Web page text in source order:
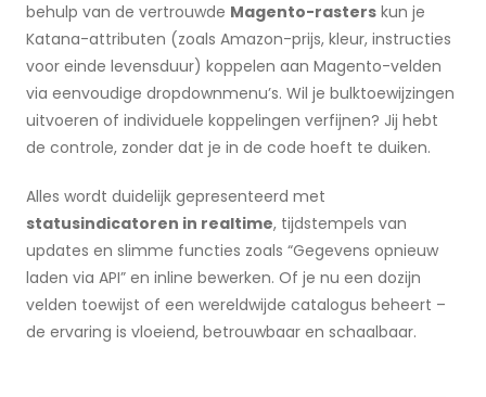
behulp van de vertrouwde Magento-rasters kun je
Katana-attributen (zoals Amazon-prijs, kleur, instructies
voor einde levensduur) koppelen aan Magento-velden
via eenvoudige dropdownmenu’s. Wil je bulktoewijzingen
uitvoeren of individuele koppelingen verfijnen? Jij hebt
de controle, zonder dat je in de code hoeft te duiken.
Alles wordt duidelijk gepresenteerd met
statusindicatoren in realtime, tijdstempels van
updates en slimme functies zoals “Gegevens opnieuw
laden via API” en inline bewerken. Of je nu een dozijn
velden toewijst of een wereldwijde catalogus beheert –
de ervaring is vloeiend, betrouwbaar en schaalbaar.